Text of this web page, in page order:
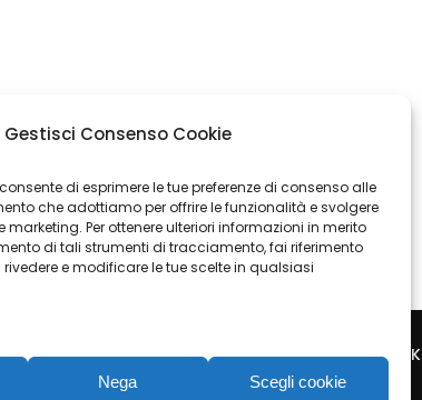
Gestisci Consenso Cookie
di esprimere le tue preferenze di consenso alle
che adottiamo per offrire le funzionalità e svolgere
Per ottenere ulteriori informazioni in merito
di tali strumenti di tracciamento, fai riferimento
rivedere e modificare le tue scelte in qualsiasi
Nega Scegli cookie
FACEBOOK